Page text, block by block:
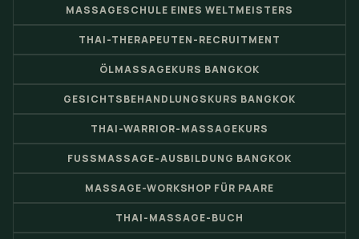
MASSAGESCHULE EINES WELTMEISTERS
THAI-THERAPEUTEN-RECRUITMENT
ÖLMASSAGEKURS BANGKOK
GESICHTSBEHANDLUNGSKURS BANGKOK
THAI-WARRIOR-MASSAGEKURS
FUSSMASSAGE-AUSBILDUNG BANGKOK
MASSAGE-WORKSHOP FÜR PAARE
THAI-MASSAGE-BUCH